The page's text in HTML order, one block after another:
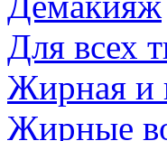
Для всех
Жирная и
Жирные